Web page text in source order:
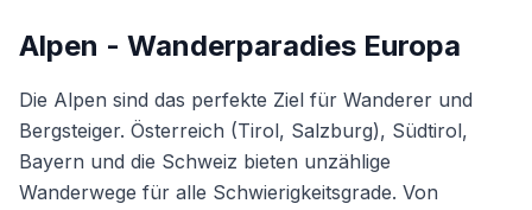
Alpen - Wanderparadies Europa
Die Alpen sind das perfekte Ziel für Wanderer und
Bergsteiger. Österreich (Tirol, Salzburg), Südtirol,
Bayern und die Schweiz bieten unzählige
Wanderwege für alle Schwierigkeitsgrade. Von